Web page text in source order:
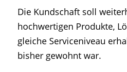
Die Kundschaft soll
hochwertigen Produkte,
gleiche Serviceniveau
bisher gewohnt war.